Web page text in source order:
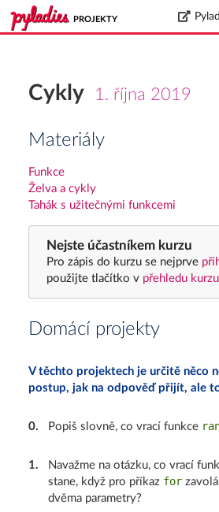
PROJEKTY
Cykly 1. října 2019
Materiály
Funkce
Želva a cykly
Tahák s užitečnými funkcemi
Nejste účastníkem kurzu
Pro zápis do kurzu se nejprve
použijte tlačítko vpřehledu kurzu
Domácí projekty
V těchto projektech je určitě něco
postup, jak na odpověď přijít, ale
0. Popiš slovně, co vrací funkce
1. Navažme na otázku, co vrací
stane, když pro příkaz for
dvěma parametry?